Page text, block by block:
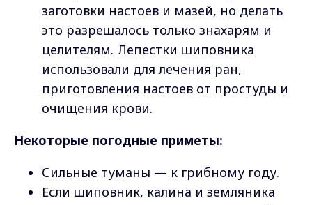
заготовки настоев и мазей, но делать
это разрешалось только знахарям и
целителям. Лепестки шиповника
использовали для лечения ран,
приготовления настоев от простуды и
очищения крови.
Некоторые погодные приметы:
Сильные туманы — к грибному году.
Если шиповник, калина и земляника